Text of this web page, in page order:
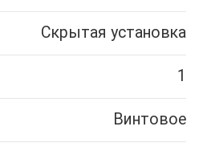
Скрытая установка
1
Винтовое